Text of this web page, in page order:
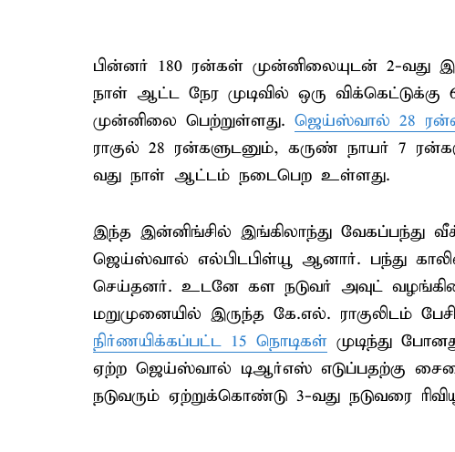
பின்னர் 180 ரன்கள் முன்னிலையுடன் 2-
நாள் ஆட்ட நேர முடிவில் ஒரு
முன்னிலை பெற்றுள்ளது. ஜெய்ஸ்வால் 28
ராகுல் 28 ரன்களுடனும், கருண் நாயர் 7
வது நாள் ஆட்டம் நடைபெற உள்ளது.
இந்த இன்னிங்சில் இங்கிலாந்து வேகப்பந்து
ஜெய்ஸ்வால் எல்பிடபிள்யூ ஆனார். பந்து
செய்தனர். உடனே கள நடுவர் அவுட்
மறுமுனையில் இருந்த கே.எல். ராகுலிடம்
நிர்ணயிக்கப்பட்ட 15 நொடிகள் முடிந்து
ஏற்ற ஜெய்ஸ்வால் டிஆர்எஸ் எடுப்பதற்கு
நடுவரும் ஏற்றுக்கொண்டு 3-வது நடுவரை